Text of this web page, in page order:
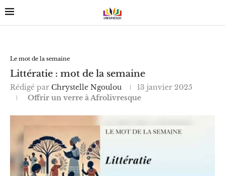
Le mot de la semaine
Littératie : mot de la semaine
Rédigé par Chrystelle Ngoulou
13 janvier 2025
Offrir un verre à Afrolivresque